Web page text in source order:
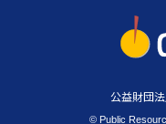
公益財団
© Public